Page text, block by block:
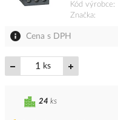
Kód výrobce
Značka
Cena s DPH
ks
24 ks